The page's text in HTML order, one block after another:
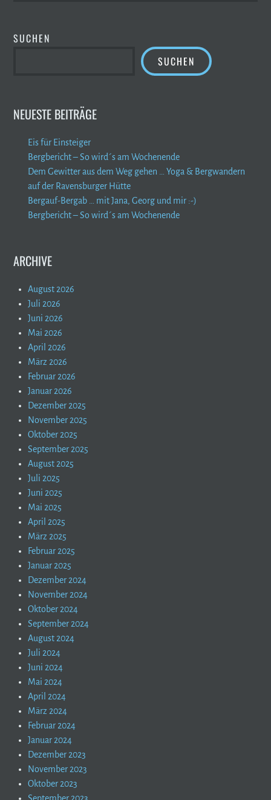
SUCHEN
SUCHEN
NEUESTE BEITRÄGE
Eis für Einsteiger
Bergbericht – So wird´s am Wochenende
Dem Gewitter aus dem Weg gehen … Yoga & Bergwandern
auf der Ravensburger Hütte
Bergauf-Bergab … mit Jana, Georg und mir :-)
Bergbericht – So wird´s am Wochenende
ARCHIVE
August 2026
Juli 2026
Juni 2026
Mai 2026
April 2026
März 2026
Februar 2026
Januar 2026
Dezember 2025
November 2025
Oktober 2025
September 2025
August 2025
Juli 2025
Juni 2025
Mai 2025
April 2025
März 2025
Februar 2025
Januar 2025
Dezember 2024
November 2024
Oktober 2024
September 2024
August 2024
Juli 2024
Juni 2024
Mai 2024
April 2024
März 2024
Februar 2024
Januar 2024
Dezember 2023
November 2023
Oktober 2023